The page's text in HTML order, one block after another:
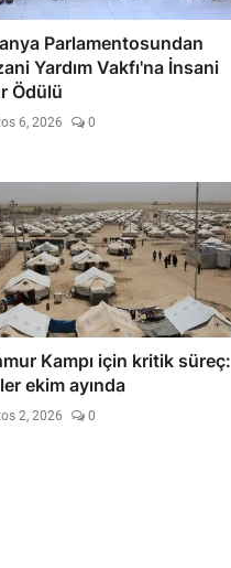
Parlamentosundan
Yardım Vakfı'na İnsani
Ödülü
6, 2026 0
Kampı için kritik süreç:
ekim ayında
2, 2026 0